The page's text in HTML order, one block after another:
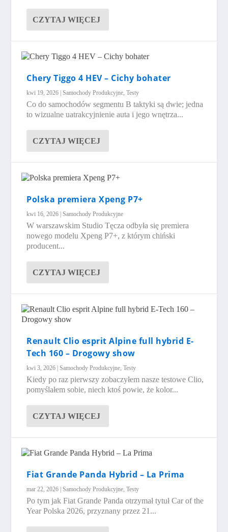
CZYTAJ WIĘCEJ
Chery Tiggo 4 HEV – Cichy bohater
kwi 19, 2026 |Samochody Produkcyjne,Testy
Co do samochodów segmentu B taktyki są dwie; jedna
to wizualne uatrakcyjnienie auta i jego wnętrza...
CZYTAJ WIĘCEJ
Polska premiera Xpeng P7+
kwi 16, 2026 |Samochody Produkcyjne
W warszawskim Studio Tęcza odbyła się premiera
nowego modelu Xpeng P7+, z którym chiński
producent...
CZYTAJ WIĘCEJ
Renault Clio esprit Alpine full hybrid E-
Tech 160 – Drogowy show
kwi 3, 2026 |Samochody Produkcyjne,Testy
Kiedy po raz pierwszy zobaczyłem nasze testowe Clio,
pomyślałem sobie, niech ktoś powie, że kolor...
CZYTAJ WIĘCEJ
Fiat Grande Panda Hybrid – La Prima
mar 22, 2026 |Samochody Produkcyjne,Testy
Po tym jak Fiat Grande Panda otrzymał tytuł Car of the
Year Polska 2026, przyznany przez 21...